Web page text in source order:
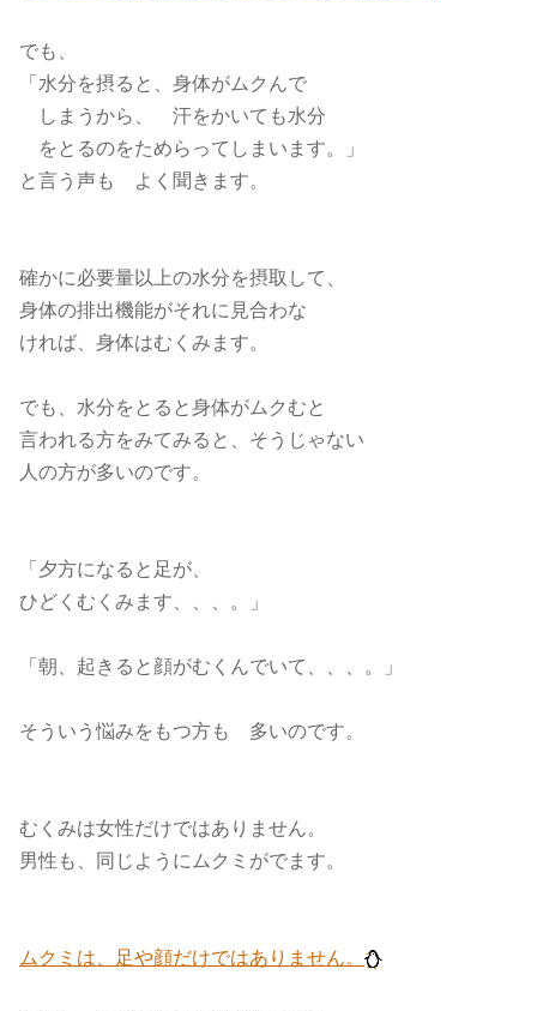
でも、
「水分を摂ると、身体がムクんで
しまうから、 汗をかいても水分
をとるのをためらってしまいます。」
と言う声も よく聞きます。
確かに必要量以上の水分を摂取して、
身体の排出機能がそれに見合わな
ければ、身体はむくみます。
でも、水分をとると身体がムクむと
言われる方をみてみると、そうじゃない
人の方が多いのです。
「夕方になると足が、
ひどくむくみます、、、。」
「朝、起きると顔がむくんでいて、、、。」
そういう悩みをもつ方も 多いのです。
むくみは女性だけではありません。
男性も、同じようにムクミがでます。
ムクミは、足や顔だけではありません。